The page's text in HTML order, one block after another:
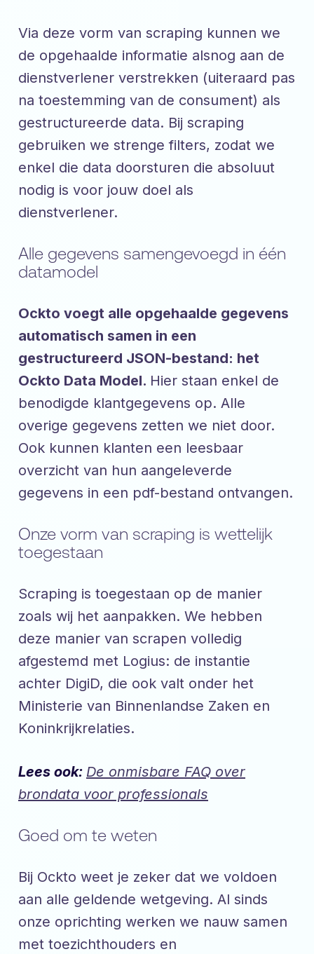
Via deze vorm van scraping kunnen we
de opgehaalde informatie alsnog aan de
dienstverlener verstrekken (uiteraard pas
na toestemming van de consument) als
gestructureerde data. Bij scraping
gebruiken we strenge filters, zodat we
enkel die data doorsturen die absoluut
nodig is voor jouw doel als
dienstverlener.
Alle gegevens samengevoegd in één
datamodel
Ockto voegt alle opgehaalde gegevens
automatisch samen in een
gestructureerd JSON-bestand: het
Ockto Data Model. Hier staan enkel de
benodigde klantgegevens op. Alle
overige gegevens zetten we niet door.
Ook kunnen klanten een leesbaar
overzicht van hun aangeleverde
gegevens in een pdf-bestand ontvangen.
Onze vorm van scraping is wettelijk
toegestaan
Scraping is toegestaan op de manier
zoals wij het aanpakken. We hebben
deze manier van scrapen volledig
afgestemd met Logius: de instantie
achter DigiD, die ook valt onder het
Ministerie van Binnenlandse Zaken en
Koninkrijkrelaties.
Lees ook: De onmisbare FAQ over
brondata voor professionals
Goed om te weten
Bij Ockto weet je zeker dat we voldoen
aan alle geldende wetgeving. Al sinds
onze oprichting werken we nauw samen
met toezichthouders en